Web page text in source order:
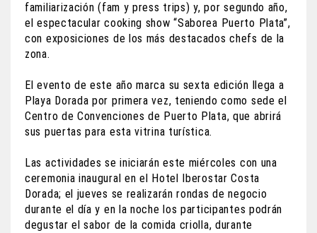
familiarización (fam y press trips) y, por segundo año,
el espectacular cooking show “Saborea Puerto Plata”,
con exposiciones de los más destacados chefs de la
zona.
El evento de este año marca su sexta edición llega a
Playa Dorada por primera vez, teniendo como sede el
Centro de Convenciones de Puerto Plata, que abrirá
sus puertas para esta vitrina turística.
Las actividades se iniciarán este miércoles con una
ceremonia inaugural en el Hotel Iberostar Costa
Dorada; el jueves se realizarán rondas de negocio
durante el día y en la noche los participantes podrán
degustar el sabor de la comida criolla, durante